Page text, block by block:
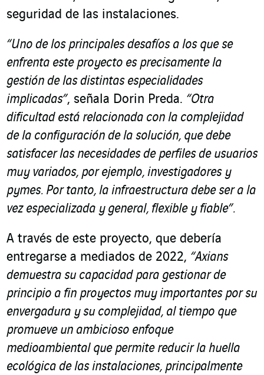
seguridad de las instalaciones.
“Uno de los principales desafíos a los que se
enfrenta este proyecto es precisamente la
gestión de las distintas especialidades
implicadas”, señala Dorin Preda. “Otra
dificultad está relacionada con la complejidad
de la configuración de la solución, que debe
satisfacer las necesidades de perfiles de usuarios
muy variados, por ejemplo, investigadores y
pymes. Por tanto, la infraestructura debe ser a la
vez especializada y general, flexible y fiable”.
A través de este proyecto, que debería
entregarse a mediados de 2022, “Axians
demuestra su capacidad para gestionar de
principio a fin proyectos muy importantes por su
envergadura y su complejidad, al tiempo que
promueve un ambicioso enfoque
medioambiental que permite reducir la huella
ecológica de las instalaciones, principalmente